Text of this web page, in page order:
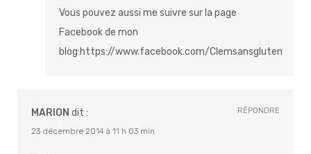
Vous pouvez aussi me suivre sur la page
Facebook de mon
blog:https://www.facebook.com/Clemsansgluten
MARION dit :
23 décembre 2014 à 11 h 03 min
RÉPONDRE